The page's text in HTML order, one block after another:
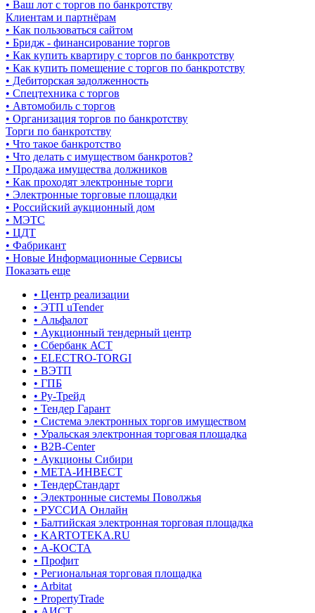
• Ваш лот с торгов по банкротству
Клиентам и партнёрам
• Как пользоваться сайтом
• Бридж - финансирование торгов
• Как купить квартиру с торгов по банкротству
• Как купить помещение с торгов по банкротству
• Дебиторская задолженность
• Спецтехника с торгов
• Автомобиль с торгов
• Организация торгов по банкротству
Торги по банкротству
• Что такое банкротство
• Что делать с имуществом банкротов?
• Продажа имущества должников
• Как проходят электронные торги
• Электронные торговые площадки
• Российский аукционный дом
• МЭТС
• ЦДТ
• Фабрикант
• Новые Информационные Сервисы
Показать еще
• Центр реализации
• ЭТП uTender
• Альфалот
• Аукционный тендерный центр
• Сбербанк АСТ
• ELECTRO-TORGI
• ВЭТП
• ГПБ
• Ру-Трейд
• Тендер Гарант
• Система электронных торгов имуществом
• Уральская электронная торговая площадка
• B2B-Center
• Аукционы Сибири
• МЕТА-ИНВЕСТ
• ТендерСтандарт
• Электронные системы Поволжья
• РУССИА Онлайн
• Балтийская электронная торговая площадка
• KARTOTEKA.RU
• А-КОСТА
• Профит
• Региональная торговая площадка
• Arbitat
• PropertyTrade